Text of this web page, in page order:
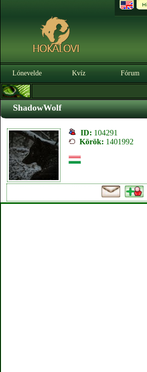
Lónevelde Kvíz Fórum
ShadowWolf
ID: 104291
Körök: 1401992